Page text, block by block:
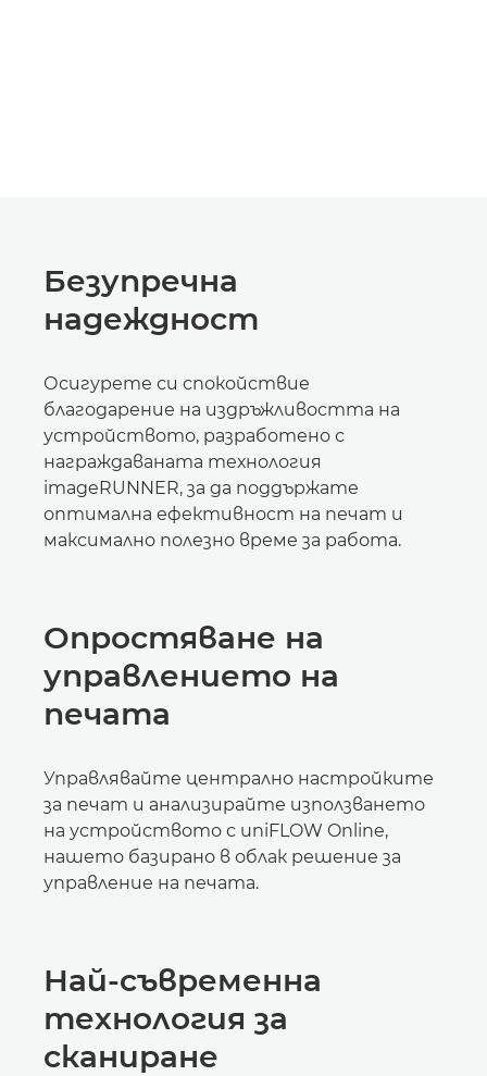
Безупречна
надеждност
Осигурете си спокойствие
благодарение на издръжливостта на
устройството, разработено с
награждаваната технология
imageRUNNER, за да поддържате
оптимална ефективност на печат и
максимално полезно време за работа.
Опростяване на
управлението на
печата
Управлявайте централно настройките
за печат и анализирайте използването
на устройството с uniFLOW Online,
нашето базирано в облак решение за
управление на печата.
Най-съвременна
технология за
сканиране